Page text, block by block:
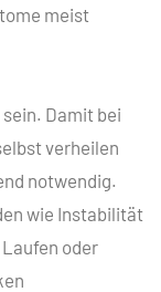
meist
Damit bei
verheilen
notwendig.
wie Instabilität
oder